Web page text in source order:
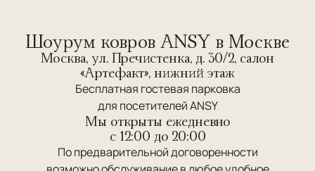
Шоурум ковров ANSY в Москве
Москва, ул. Пречистенка, д. 30/2, салон
«Артефакт», нижний этаж
Бесплатная гостевая парковка
для посетителей ANSY
Мы открыты ежедневно
c 12:00 до 20:00
По предварительной договоренности